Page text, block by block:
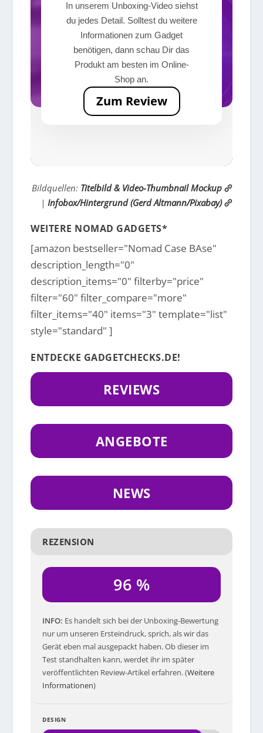
In unserem Unboxing-Video siehst
du jedes Detail. Solltest du weitere
Informationen zum Gadget
benötigen, dann schau Dir das
Produkt am besten im Online-
Shop an.
Zum Review
Bildquellen: Titelbild & Video-Thumbnail Mockup
| Infobox/Hintergrund (Gerd Altmann/Pixabay)
WEITERE NOMAD GADGETS*
[amazon bestseller="Nomad Case BAse"
description_length="0"
description_items="0" filterby="price"
filter="60" filter_compare="more"
filter_items="40" items="3" template="list"
style="standard" ]
ENTDECKE GADGETCHECKS.DE!
REVIEWS
ANGEBOTE
NEWS
REZENSION
96 %
INFO Es handelt sich bei der Unboxing-Bewertung
nur um unseren Ersteindruck, sprich, als wir das
Gerät eben mal ausgepackt haben. Ob dieser im
Test standhalten kann, werdet ihr im später
veröffentlichten Review-Artikel erfahren. (Weitere
Informationen)
DESIGN